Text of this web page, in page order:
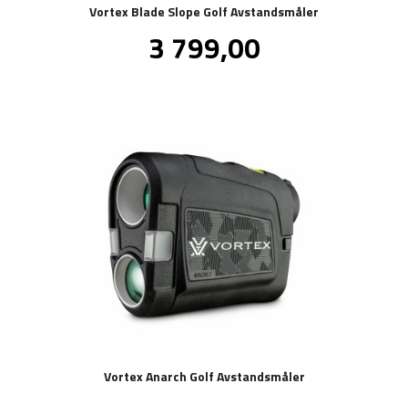
Vortex Blade Slope Golf Avstandsmåler
Pris
3 799,00mva.
Vortex Anarch Golf Avstandsmåler